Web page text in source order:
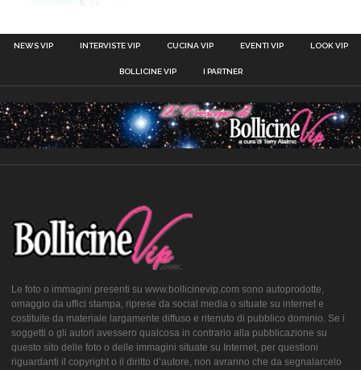
NEWS VIP INTERVISTE VIP CUCINA VIP EVENTI VIP LOOK VIP
BOLLICINE VIP I PARTNER
Le foto o immagini presenti su www.bollicinevip.com sono autoprodotte,
omaggio da uffici stampa, riprese da social media o situate su internet e
costituite da materiale largamente diffuso e ritenuto di pubblico dominio. Se i
soggetti o gli autori avessero qualcosa in contrario alla pubblicazione su
questo sito delle foto o delle immagini situate su Internet, per questioni
riguardanti il copyright o il diritto d’autore, non avranno che da segnalarcelo